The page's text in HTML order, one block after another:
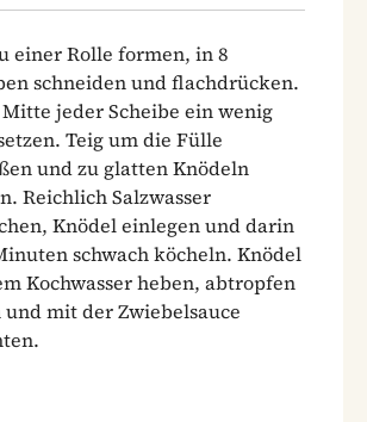
einer Rolle formen, in 8
schneiden und flachdrücken.
jeder Scheibe ein wenig
Teig um die Fülle
und zu glatten Knödeln
Reichlich Salzwasser
Knödel einlegen und darin
schwach köcheln. Knödel
Kochwasser heben, abtropfen
und mit der Zwiebelsauce